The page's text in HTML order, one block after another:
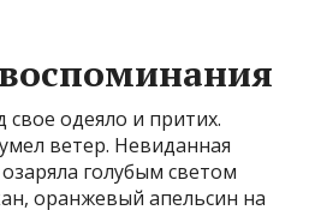
свое одеяло и притих.
ветер. Невиданная
голубым светом
оранжевый апельсин на